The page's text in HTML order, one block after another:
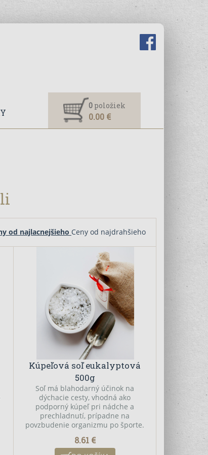
0 položiek
0.00 €
od najlacnejšieho Ceny od najdrahšieho
Kúpeľová soľ eukalyptová
500g
Soľ má blahodarný účinok na
dýchacie cesty, vhodná ako
podporný kúpeľ pri nádche a
prechladnutí, prípadne na
povzbudenie organizmu po športe.
odstraňuje z nej škodlivé látky a
napomáha pri odstraňovaní
8.61 €